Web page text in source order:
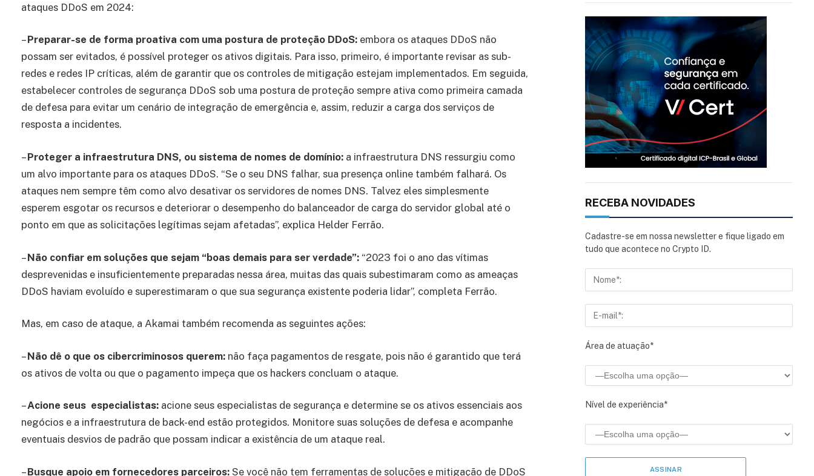
ataques DDoS em 2024:
–Preparar-se de forma proativa com uma postura de proteção DDoS: embora os ataques DDoS não
possam ser evitados, é possível proteger os ativos digitais. Para isso, primeiro, é importante revisar as sub-
redes e redes IP críticas, além de garantir que os controles de mitigação estejam implementados. Em seguida,
estabelecer controles de segurança DDoS sob uma postura de proteção sempre ativa como primeira camada
de defesa para evitar um cenário de integração de emergência e, assim, reduzir a carga dos serviços de
resposta a incidentes.
–Proteger a infraestrutura DNS, ou sistema de nomes de domínio: a infraestrutura DNS ressurgiu como
um alvo importante para os ataques DDoS. “Se o seu DNS falhar, sua presença online também falhará. Os
ataques nem sempre têm como alvo desativar os servidores de nomes DNS. Talvez eles simplesmente
esperem esgotar os recursos e deteriorar o desempenho do balanceador de carga do servidor global até o
ponto em que as solicitações legítimas sejam afetadas”, explica Helder Ferrão.
–Não confiar em soluções que sejam “boas demais para ser verdade”: “2023 foi o ano das vítimas
desprevenidas e insuficientemente preparadas nessa área, muitas das quais subestimaram como as ameaças
DDoS haviam evoluído e superestimaram o que sua segurança existente poderia lidar”, completa Ferrão.
Mas, em caso de ataque, a Akamai também recomenda as seguintes ações:
–Não dê o que os cibercriminosos querem: não faça pagamentos de resgate, pois não é garantido que terá
os ativos de volta ou que o pagamento impeça que os hackers concluam o ataque.
–Acione seus especialistas: acione seus especialistas de segurança e determine se os ativos essenciais aos
negócios e a infraestrutura de back-end estão protegidos. Monitore suas soluções de defesa e acompanhe
eventuais desvios de padrão que possam indicar a existência de um ataque real.
–Busque apoio em fornecedores parceiros: Se você não tem ferramentas de soluções e mitigação de DDoS
RECEBA NOVIDADES
Cadastre-se em nossa newsletter e fique ligado em
tudo que acontece no Crypto ID.
Área de atuação*
Nível de experiência*